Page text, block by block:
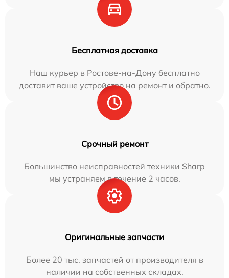
Бесплатная доставка
Наш курьер в Ростове-на-Дону бесплатно
доставит ваше устройство на ремонт и обратно.
Срочный ремонт
Большинство неисправностей техники Sharp
мы устраняем в течение 2 часов.
Оригинальные запчасти
Более 20 тыс. запчастей от производителя в
наличии на собственных складах.